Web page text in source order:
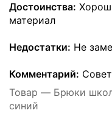
Достоинства:
материал
Недостатки: Не
Комментарий:
Товар — Брюки
синий